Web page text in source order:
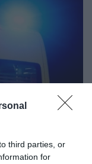
third parties, or
for